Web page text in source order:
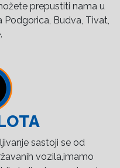
prepustiti nama u
Budva, Tivat,
sastoji se od
vozila,imamo